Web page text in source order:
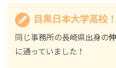
目黒日本大学高校
同じ事務所の長崎県出身の
に通っていました！